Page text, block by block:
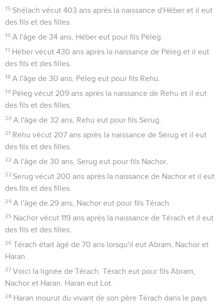
15 Shélach vécut 403 ans après la naissance d'Héber et il eut
des fils et des filles.
16 A l'âge de 34 ans, Héber eut pour fils Péleg.
17 Héber vécut 430 ans après la naissance de Péleg et il eut
des fils et des filles.
18 A l'âge de 30 ans, Péleg eut pour fils Rehu.
19 Péleg vécut 209 ans après la naissance de Rehu et il eut
des fils et des filles.
20 A l'âge de 32 ans, Rehu eut pour fils Serug.
21 Rehu vécut 207 ans après la naissance de Serug et il eut
des fils et des filles.
22 A l'âge de 30 ans, Serug eut pour fils Nachor.
23 Serug vécut 200 ans après la naissance de Nachor et il eut
des fils et des filles.
24 A l'âge de 29 ans, Nachor eut pour fils Térach.
25 Nachor vécut 119 ans après la naissance de Térach et il eut
des fils et des filles.
26 Térach était âgé de 70 ans lorsqu'il eut Abram, Nachor et
Haran.
27 Voici la lignée de Térach. Térach eut pour fils Abram,
Nachor et Haran. Haran eut Lot.
28 Haran mourut du vivant de son père Térach dans le pays